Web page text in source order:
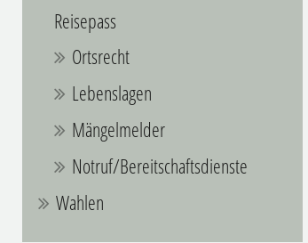
Reisepass
Ortsrecht
Lebenslagen
Mängelmelder
Notruf/Bereitschaftsdienste
Wahlen